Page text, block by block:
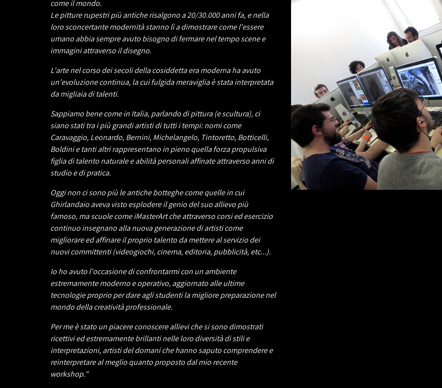
come il mondo.
Le pitture rupestri più antiche risalgono a 20/30.000 anni fa, e nella
loro sconcertante modernità stanno lì a dimostrare come l'essere
umano abbia sempre avuto bisogno di fermare nel tempo scene e
immagini attraverso il disegno.
L'arte nel corso dei secoli della cosiddetta era moderna ha avuto
un'evoluzione continua, la cui fulgida meraviglia è stata interpretata
da migliaia di talenti.
Sappiamo bene come in Italia, parlando di pittura (e scultura), ci
siano stati tra i più grandi artisti di tutti i tempi: nomi come
Caravaggio, Leonardo, Bernini, Michelangelo, Tintoretto, Botticelli,
Boldini e tanti altri rappresentano in pieno quella forza propulsiva
figlia di talento naturale e abilità personali affinate attraverso anni di
studio e di pratica.
Oggi non ci sono più le antiche botteghe come quelle in cui
Ghirlandaio aveva visto esplodere il genio del suo allievo più
famoso, ma scuole come iMasterArt che attraverso corsi ed esercizio
continuo insegnano alla nuova generazione di artisti come
migliorare ed affinare il proprio talento da mettere al servizio dei
nuovi committenti (videogiochi, cinema, editoria, pubblicità, etc...).
Io ho avuto l'occasione di confrontarmi con un ambiente
estremamente moderno e operativo, aggiornato alle ultime
tecnologie proprio per dare agli studenti la migliore preparazione nel
mondo della creatività professionale.
Per me è stato un piacere conoscere allievi che si sono dimostrati
ricettivi ed estremamente brillanti nelle loro diversità di stili e
interpretazioni, artisti del domani che hanno saputo comprendere e
reinterpretare al meglio quanto proposto dal mio recente
workshop."